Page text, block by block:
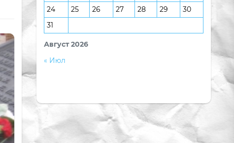
Август 2026
24
25 26 27 28 29
30
31
« Июл